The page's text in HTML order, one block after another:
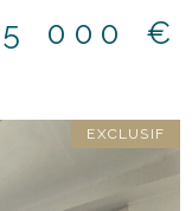
vos valises. Une
137 euros et une
Daher – 06
Les informations
sont disponibles
000 €
EXCLUSIF